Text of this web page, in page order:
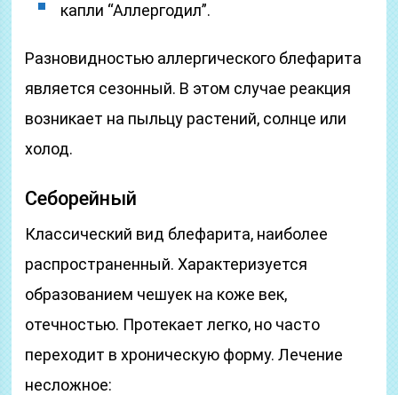
капли “Аллергодил”.
Разновидностью аллергического блефарита
является сезонный. В этом случае реакция
возникает на пыльцу растений, солнце или
холод.
Себорейный
Классический вид блефарита, наиболее
распространенный. Характеризуется
образованием чешуек на коже век,
отечностью. Протекает легко, но часто
переходит в хроническую форму. Лечение
несложное: